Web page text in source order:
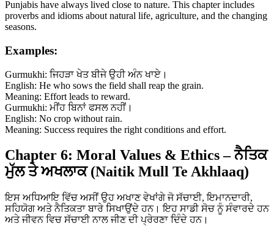
Punjabis have always lived close to nature. This chapter includes
proverbs and idioms about natural life, agriculture, and the changing
seasons.
Examples:
Gurmukhi: ਜਿਹੜਾ ਖੇਤ ਬੀਜੇ ਉਹੀ ਅੰਨ ਖਾਏ।
English: He who sows the field shall reap the grain.
Meaning: Effort leads to reward.
Gurmukhi: ਮੀਂਹ ਬਿਨਾਂ ਫਸਲ ਨਹੀਂ।
English: No crop without rain.
Meaning: Success requires the right conditions and effort.
Chapter 6: Moral Values & Ethics – ਨੈਤਿਕ
ਮੁੱਲ ਤੇ ਅਖਲਾਕ (Naitik Mull Te Akhlaaq)
ਇਸ ਅਧਿਆਇ ਵਿੱਚ ਅਸੀਂ ਉਹ ਅਖਾਣ ਵੇਖਾਂਗੇ ਜੋ ਸੱਚਾਈ, ਇਮਾਨਦਾਰੀ,
ਸਹਿਯੋਗ ਅਤੇ ਨੈਤਿਕਤਾ ਬਾਰੇ ਸਿਖਾਉਂਦੇ ਹਨ। ਇਹ ਸਾਡੀ ਸੋਚ ਨੂੰ ਸੰਵਾਰਦੇ ਹਨ
ਅਤੇ ਜੀਵਨ ਵਿਚ ਸੱਚਾਈ ਨਾਲ ਜੀਣ ਦੀ ਪ੍ਰੇਰਣਾ ਦਿੰਦੇ ਹਨ।